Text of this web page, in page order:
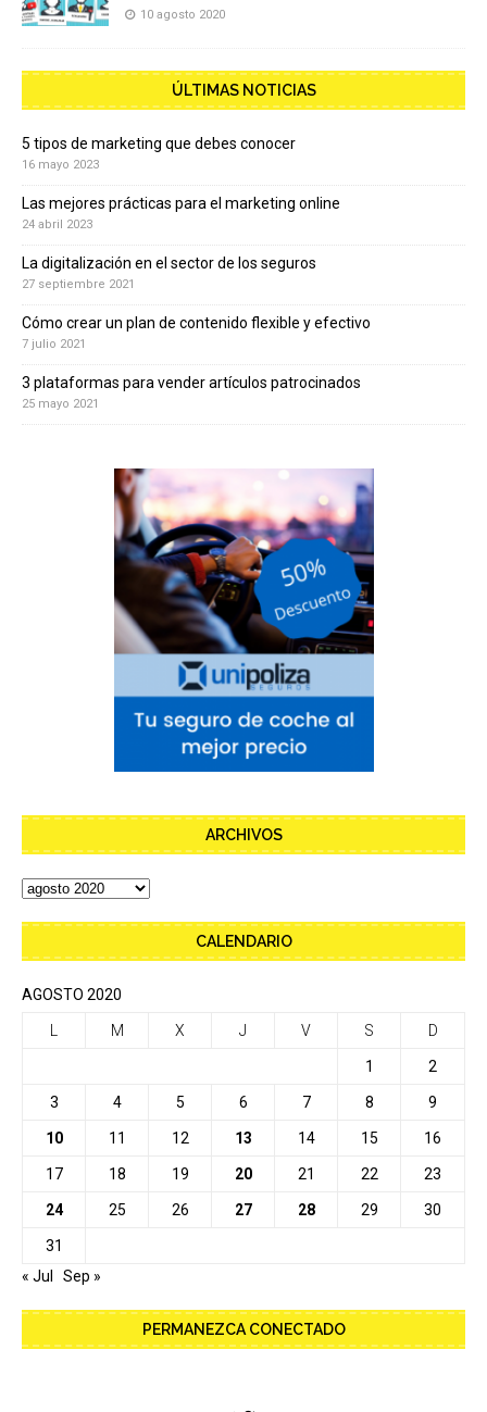
10 agosto 2020
ÚLTIMAS NOTICIAS
5 tipos de marketing que debes conocer
16 mayo 2023
Las mejores prácticas para el marketing online
24 abril 2023
La digitalización en el sector de los seguros
27 septiembre 2021
Cómo crear un plan de contenido flexible y efectivo
7 julio 2021
3 plataformas para vender artículos patrocinados
25 mayo 2021
ARCHIVOS
CALENDARIO
AGOSTO 2020
M X J V S D
1 2
3 4 5 6 7 8 9
10 11 12 13 14 15 16
17 18 19 20 21 22 23
24 25 26 27 28 29 30
31
« Jul
Sep »
PERMANEZCA CONECTADO